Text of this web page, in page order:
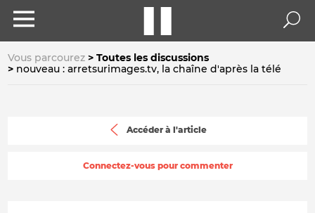
Vous parcourez
Toutes les discussions
nouveau : arretsurimages.tv, la chaîne d'après la télé
Accéder à l'article
Connectez-vous pour commenter